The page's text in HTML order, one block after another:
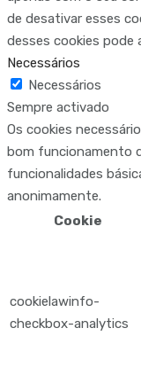
de desativar esses
desses cookies pode
Necessários
Necessários
Sempre activado
Os cookies
bom funcionamento
funcionalidades
anonimamente.
Cookie
cookielawinfo-
checkbox-analytics